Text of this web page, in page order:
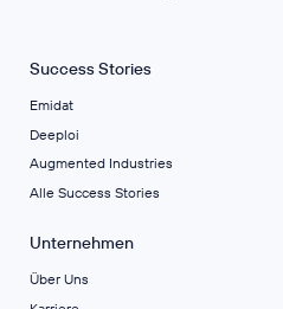
Success Stories
Emidat
Deeploi
Augmented Industries
Alle Success Stories
Unternehmen
Über Uns